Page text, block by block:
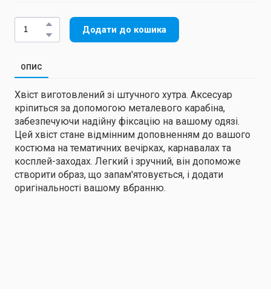
Додати до кошика
ОПИС
Хвіст виготовлений зі штучного хутра. Аксесуар
кріпиться за допомогою металевого карабіна,
забезпечуючи надійну фіксацію на вашому одязі.
Цей хвіст стане відмінним доповненням до вашого
костюма на тематичних вечірках, карнавалах та
косплей-заходах. Легкий і зручний, він допоможе
створити образ, що запам'ятовується, і додати
оригінальності вашому вбранню.